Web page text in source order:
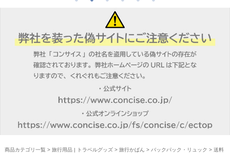
商品カテゴリ一覧 > 旅行用品 | トラベルグッズ> 旅行かばん > バックパック・リュック > 送料